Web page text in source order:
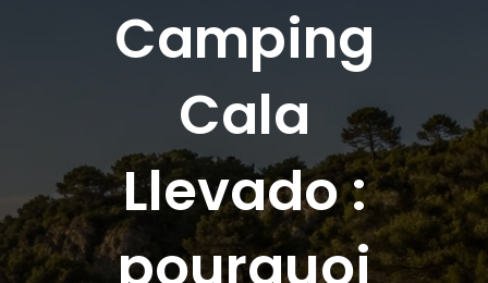
Camping
Cala
Llevado :
pourquoi